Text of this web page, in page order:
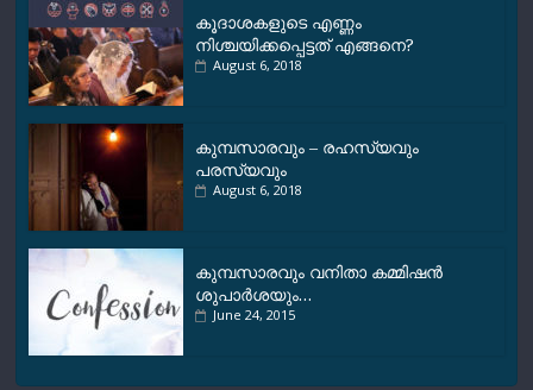
കൂദാശകളുടെ എണ്ണം
നിശ്ചയിക്കപ്പെട്ടത് എങ്ങനെ?
August 6, 2018
കുമ്പസാരവും – രഹസ്യവും
പരസ്യവും
August 6, 2018
കുമ്പസാരവും വനിതാ കമ്മിഷന്‍
ശുപാര്‍ശയും…
June 24, 2015